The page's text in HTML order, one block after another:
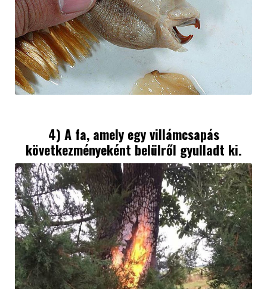
4) A fa, amely egy villámcsapás
következményeként belülről gyulladt ki.